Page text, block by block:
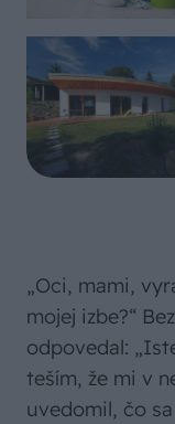
„Oci, mami,
mojej izbe?“
odpovedal:
teším, že mi v
uvedomil, čo